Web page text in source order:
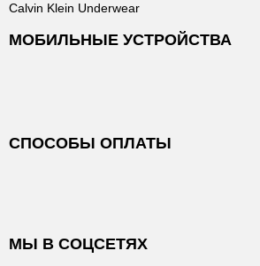
Calvin Klein Underwear
МОБИЛЬНЫЕ УСТРОЙСТВА
СПОСОБЫ ОПЛАТЫ
МЫ В СОЦСЕТЯХ